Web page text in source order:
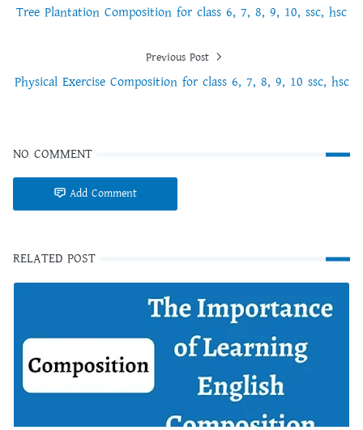
Tree Plantation Composition for class 6, 7, 8, 9, 10, ssc, hsc
Previous Post
Physical Exercise Composition for class 6, 7, 8, 9, 10 ssc, hsc
NO COMMENT
Add Comment
RELATED POST